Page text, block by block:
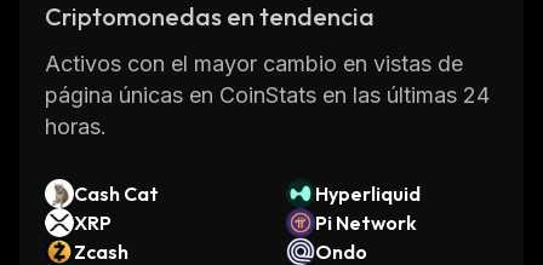
Criptomonedas en tendencia
Activos con el mayor cambio en vistas de
página únicas en CoinStats en las últimas 24
horas.
Cash Cat
Hyperliquid
XRP
Pi Network
Zcash
Ondo